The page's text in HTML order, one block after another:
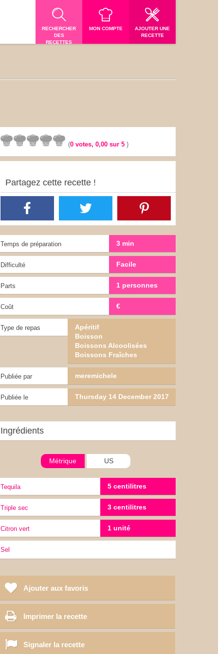
RECHERCHER
DES
RECETTES
MON COMPTE
AJOUTER UNE
RECETTE
(0 votes,0,00 sur 5)
Partagez cette recette !
Temps de préparation 3 min
Difficulté Facile
Parts 1 personnes
Coût €
Type de repas
Apéritif
Boisson
Boissons Alcoolisées
Boissons Fraîches
Publiée par meremichele
Publiée le Thursday 14 December 2017
Ingrédients
Métrique US
Tequila 5 centilitres
triple sec 3 centilitres
Citron vert 1 unité
sel
Ajouter aux favoris
Imprimer la recette
Signaler la recette